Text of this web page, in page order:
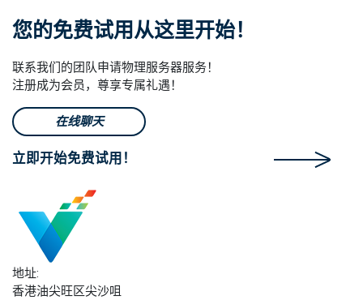
您的免费试用从这里开始！
联系我们的团队申请物理服务器服务！
注册成为会员，尊享专属礼遇！
在线聊天
立即开始免费试用！
地址:
香港油尖旺区尖沙咀